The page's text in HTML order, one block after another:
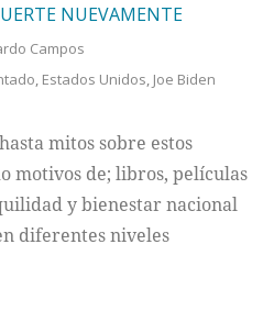
NUEVAMENTE
Campos
, Estados Unidos, Joe Biden
mitos sobre estos
motivos de; libros, películas
y bienestar nacional
diferentes niveles